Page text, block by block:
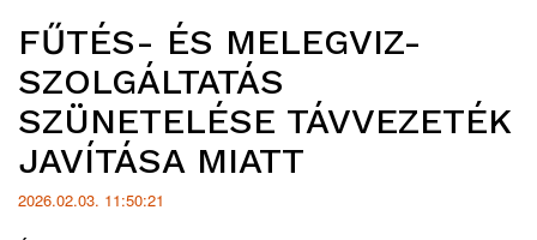
Hírek
listája
FŰTÉS- ÉS MELEGVIZ-
SZOLGÁLTATÁS
SZÜNETELÉSE TÁVVEZETÉK
JAVÍTÁSA MIATT
2026.02.03. 11:50:21